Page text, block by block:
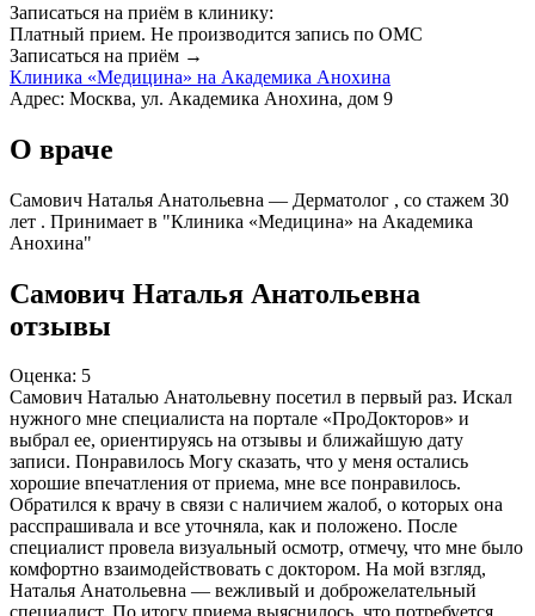
Записаться на приём в клинику:
Платный прием. Не производится запись по ОМС
Записаться на приём →
Клиника «Медицина» на Академика Анохина
Адрес: Москва, ул. Академика Анохина, дом 9
О враче
Самович Наталья Анатольевна — Дерматолог , со стажем 30
лет . Принимает в "Клиника «Медицина» на Академика
Анохина"
Самович Наталья Анатольевна
отзывы
Оценка: 5
Самович Наталью Анатольевну посетил в первый раз. Искал
нужного мне специалиста на портале «ПроДокторов» и
выбрал ее, ориентируясь на отзывы и ближайшую дату
записи. Понравилось Могу сказать, что у меня остались
хорошие впечатления от приема, мне все понравилось.
Обратился к врачу в связи с наличием жалоб, о которых она
расспрашивала и все уточняла, как и положено. После
специалист провела визуальный осмотр, отмечу, что мне было
комфортно взаимодействовать с доктором. На мой взгляд,
Наталья Анатольевна — вежливый и доброжелательный